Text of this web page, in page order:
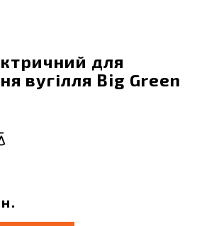
для
вугілля Big Green